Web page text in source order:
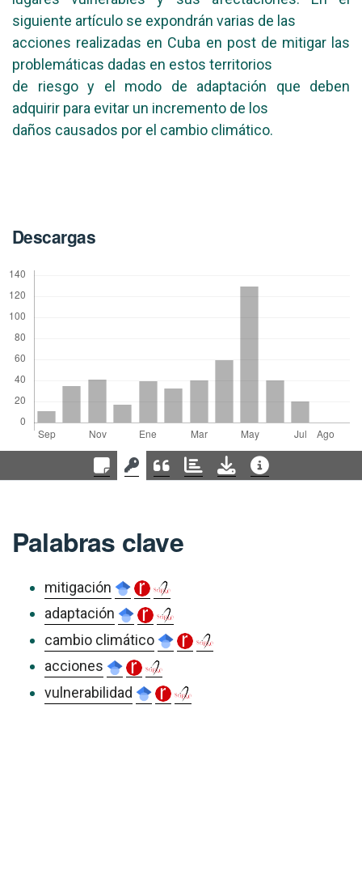
siguiente artículo se expondrán varias de las
acciones realizadas en Cuba en post de mitigar las
problemáticas dadas en estos territorios
de riesgo y el modo de adaptación que deben
adquirir para evitar un incremento de los
daños causados por el cambio climático.
Descargas
Palabras clave
mitigación
adaptación
cambio climático
acciones
vulnerabilidad